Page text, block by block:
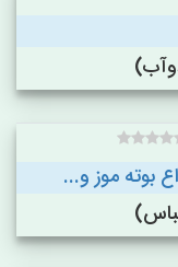
بوته موز و...